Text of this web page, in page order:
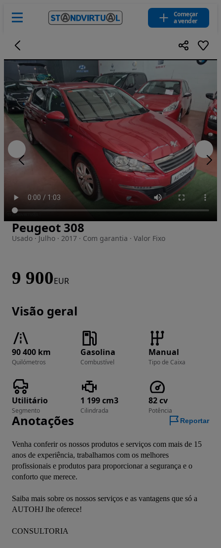
Começar
a vender
Imagem 1 de 18
Peugeot 308
Usado · Julho · 2017 · Com garantia · Valor Fixo
9 900EUR
Visão geral
90 400 km
Quilómetros
Gasolina
Combustível
Manual
Tipo de Caixa
Utilitário
Segmento
1 199 cm3
Cilindrada
82 cv
Potência
Anotações Reportar
Venha conferir os nossos produtos e serviços com mais de 15
anos de experiência, trabalhamos com os melhores
profissionais e produtos para proporcionar a segurança e o
conforto que merece.
Saiba mais sobre os nossos serviços e as vantagens que só a
AUTOHJ lhe oferece!
CONSULTORIA